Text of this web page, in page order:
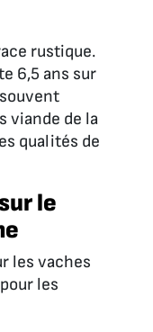
rustique.
6,5 ans sur
viande de la
qualités de
le
les vaches
les